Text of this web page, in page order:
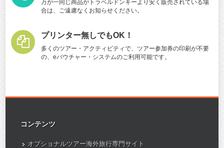
万が一同じ商品がトラベルドンキーより安く販売されている場
合は、ご遠慮なくお知らせください。
プリンター無しでもOK！
多くのツアー・アクティビティで、ツアー参加券の印刷が不要
の、eバウチャー・システムのご利用可能です。
コンテンツ
オプショナルツアー海外旅行専門サイト